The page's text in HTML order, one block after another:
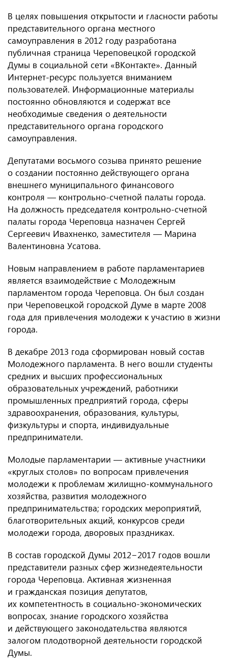
В целях повышения открытости и гласности работы
представительного органа местного
самоуправления в 2012 году разработана
публичная страница Череповецкой городской
Думы в социальной сети «ВКонтакте». Данный
Интернет-ресурс пользуется вниманием
пользователей. Информационные материалы
постоянно обновляются и содержат все
необходимые сведения о деятельности
представительного органа городского
самоуправления.
Депутатами восьмого созыва принято решение
о создании постоянно действующего органа
внешнего муниципального финансового
контроля — контрольно-счетной палаты города.
На должность председателя контрольно-счетной
палаты города Череповца назначен Сергей
Сергеевич Ивахненко, заместителя — Марина
Валентиновна Усатова.
Новым направлением в работе парламентариев
является взаимодействие с Молодежным
парламентом города Череповца. Он был создан
при Череповецкой городской Думе в марте 2008
года для привлечения молодежи к участию в жизни
города.
В декабре 2013 года сформирован новый состав
Молодежного парламента. В него вошли студенты
средних и высших профессиональных
образовательных учреждений, работники
промышленных предприятий города, сферы
здравоохранения, образования, культуры,
физкультуры и спорта, индивидуальные
предприниматели.
Молодые парламентарии — активные участники
«круглых столов» по вопросам привлечения
молодежи к проблемам жилищно-коммунального
хозяйства, развития молодежного
предпринимательства; городских мероприятий,
благотворительных акций, конкурсов среди
молодежи города, дворовых праздниках.
В состав городской Думы 2012−2017 годов вошли
представители разных сфер жизнедеятельности
города Череповца. Активная жизненная
и гражданская позиция депутатов,
их компетентность в социально-экономических
вопросах, знание городского хозяйства
и действующего законодательства являются
залогом плодотворной деятельности городской
Думы.